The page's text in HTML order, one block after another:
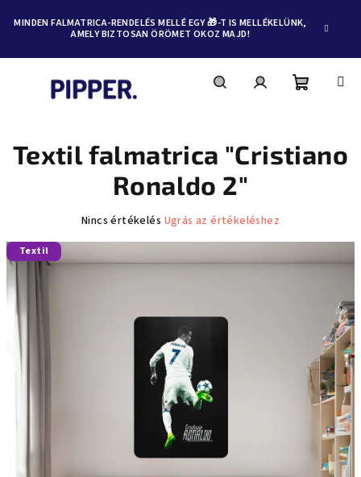
tartalomhoz
MINDEN FALMATRICA-RENDELÉS MELLÉ EGY 🎁-T IS MELLÉKELÜNK,
AMELY BIZTOSAN ÖRÖMET OKOZ MAJD!
Textil falmatrica "Cristiano
Ronaldo 2"
A
értékelése
Nincs értékelés Ugrás az értékeléshez
Textil